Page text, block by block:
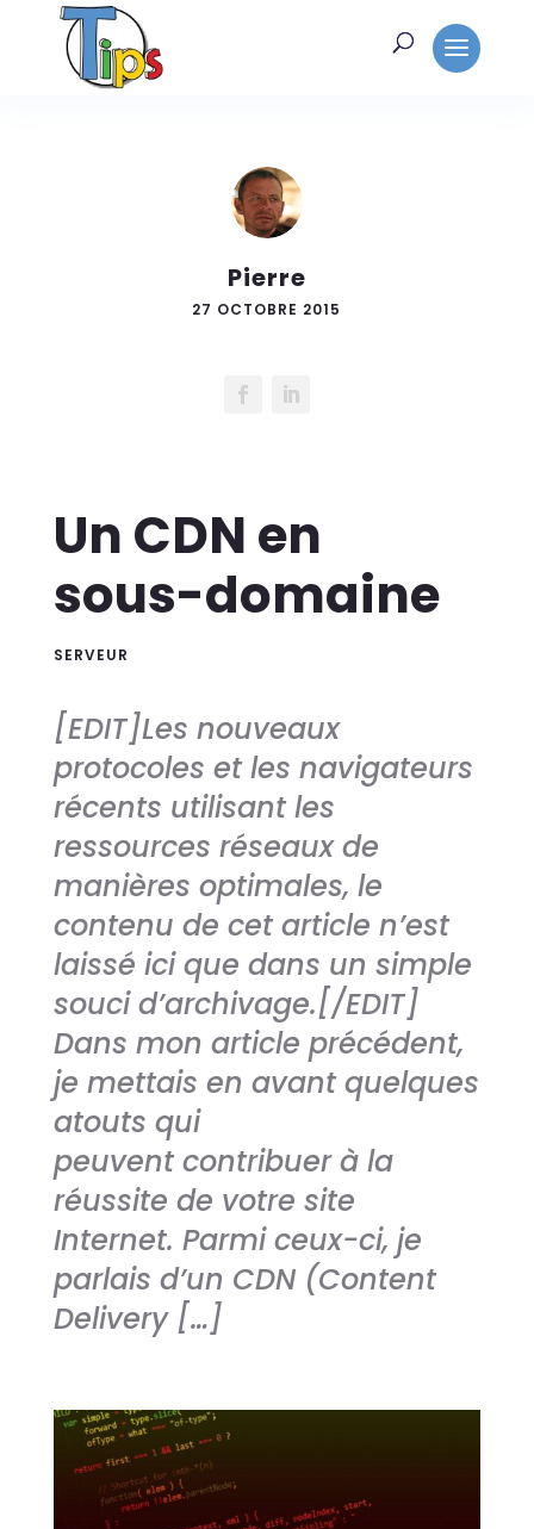
Pierre
27 OCTOBRE 2015
Un CDN en
sous-domaine
SERVEUR
[EDIT]Les nouveaux
protocoles et les navigateurs
récents utilisant les
ressources réseaux de
manières optimales, le
contenu de cet article n’est
laissé ici que dans un simple
souci d’archivage.[/EDIT]
Dans mon article précédent,
je mettais en avant quelques
atouts qui
peuvent contribuer à la
réussite de votre site
Internet. Parmi ceux-ci, je
parlais d’un CDN (Content
Delivery […]